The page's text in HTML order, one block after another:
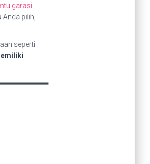
garasi
pilih,
seperti